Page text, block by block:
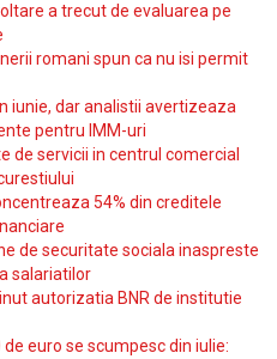
a trecut de evaluarea pe
romani spun ca nu isi permit
iunie, dar analistii avertizeaza
pentru IMM-uri
de servicii in centrul comercial
54% din creditele
de securitate sociala inaspreste
salariatilor
autorizatia BNR de institutie
euro se scumpesc din iulie: